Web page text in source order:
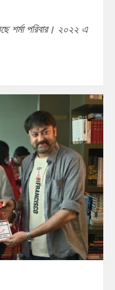
শর্মা পরিবার। ২০২২ এ